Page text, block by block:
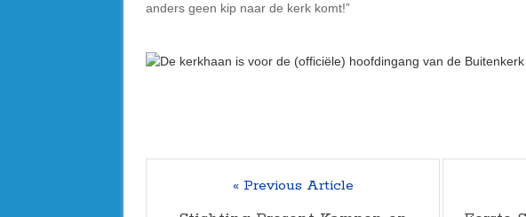
anders geen kip naar de kerk komt!”
« Previous Article